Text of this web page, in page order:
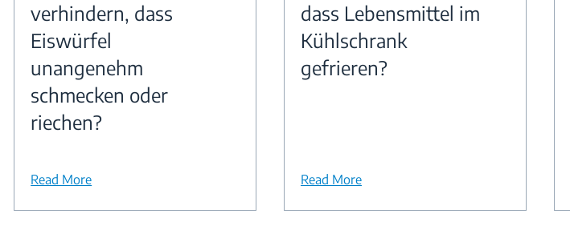
verhindern, dass
Eiswürfel
unangenehm
schmecken oder
riechen?
Read More
dass Lebensmittel im
Kühlschrank
gefrieren?
Read More